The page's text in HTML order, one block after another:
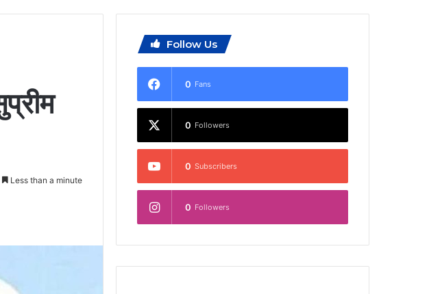
Less than a minute
Follow Us
0 Fans
0 Followers
0 Subscribers
0 Followers